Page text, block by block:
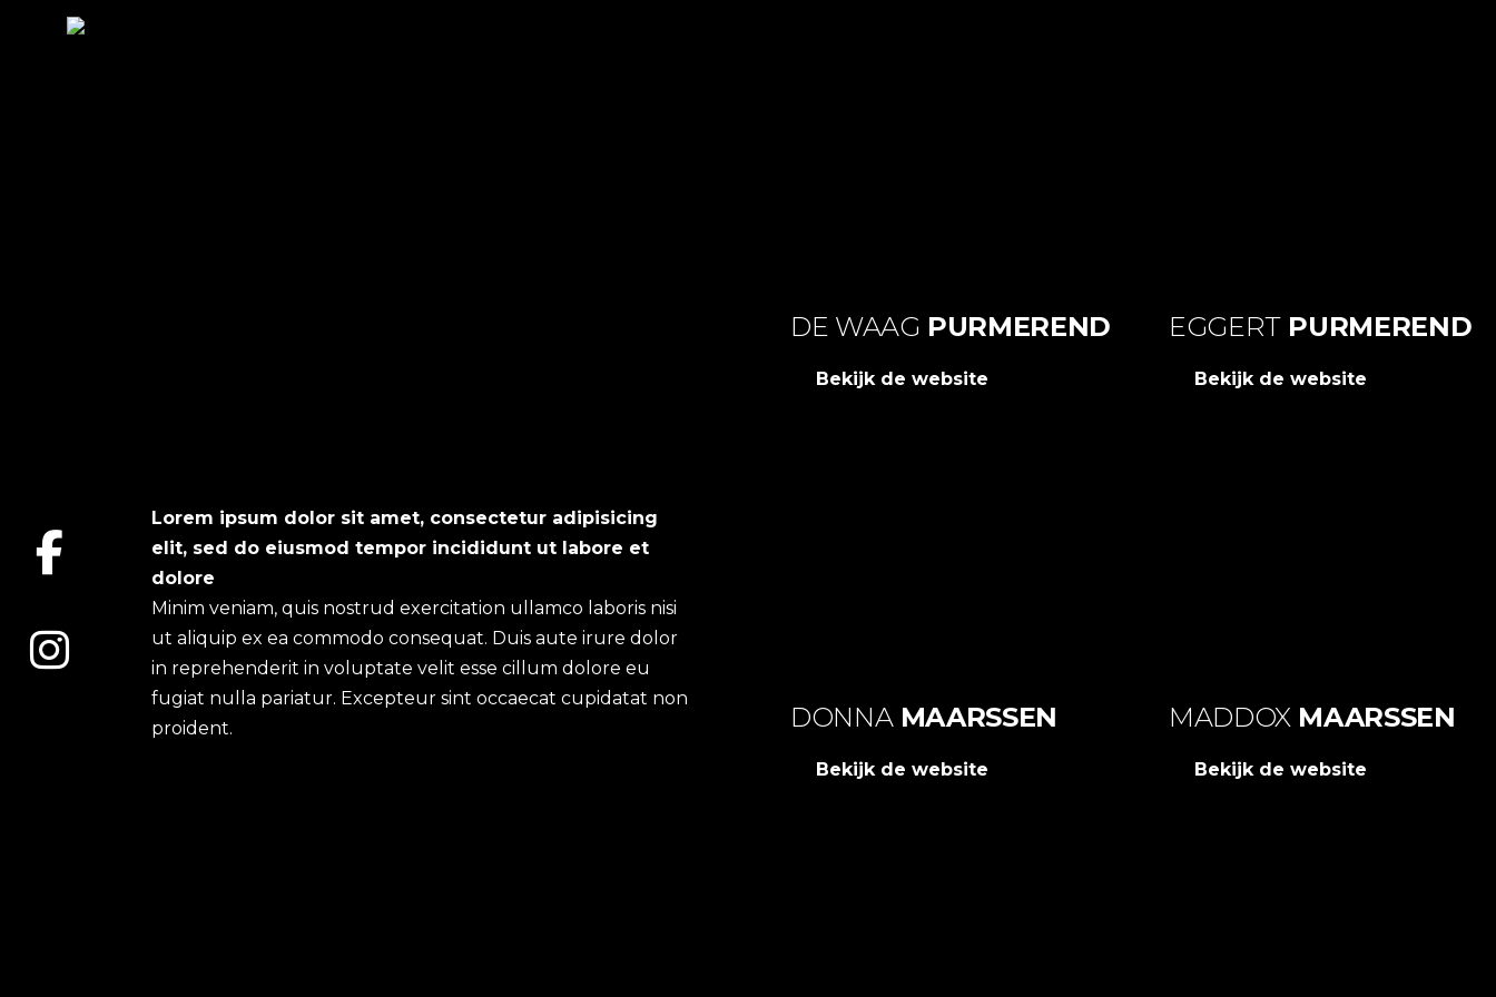
Lorem ipsum dolor sit amet, consectetur adipisicing
elit, sed do eiusmod tempor incididunt ut labore et
dolore
Minim veniam, quis nostrud exercitation ullamco laboris nisi
ut aliquip ex ea commodo consequat. Duis aute irure dolor
in reprehenderit in voluptate velit esse cillum dolore eu
fugiat nulla pariatur. Excepteur sint occaecat cupidatat non
proident.
DE WAAG PURMEREND
Bekijk de website
EGGERT PURMEREND
Bekijk de website
DONNA MAARSSEN
Bekijk de website
MADDOX MAARSSEN
Bekijk de website